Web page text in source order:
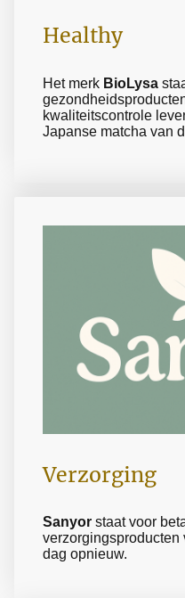
Healthy
Het merk BioLysa
kwaliteitscontrole
Japanse matcha van
Verzorging
Sanyor staat voor
verzorgingsproducten
dag opnieuw.